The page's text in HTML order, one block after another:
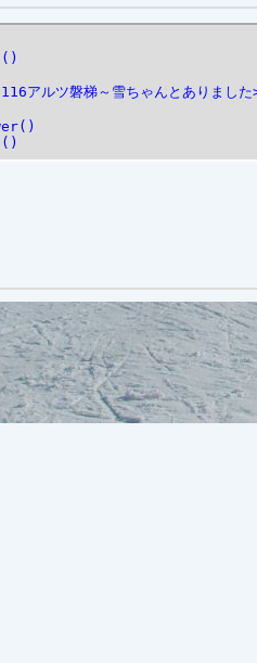
アルツ磐梯～雪ちゃんとありまし